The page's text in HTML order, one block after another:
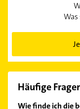
Häufige
Wie finde ich die